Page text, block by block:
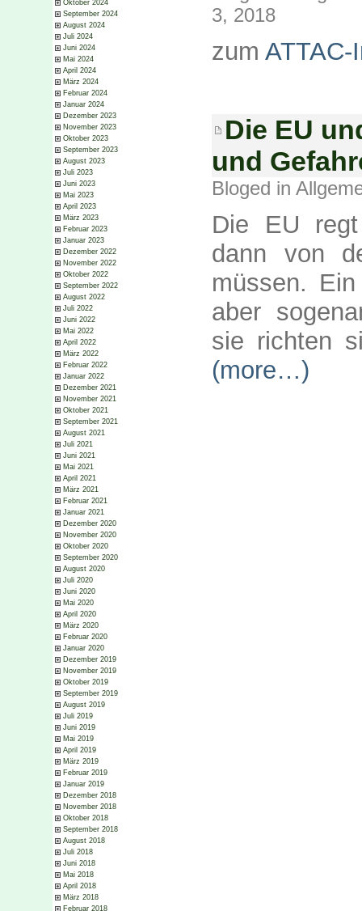
Oktober 2024
September 2024
August 2024
Juli 2024
Juni 2024
Mai 2024
April 2024
März 2024
Februar 2024
Januar 2024
Dezember 2023
November 2023
Oktober 2023
September 2023
August 2023
Juli 2023
Juni 2023
Mai 2023
April 2023
März 2023
Februar 2023
Januar 2023
Dezember 2022
November 2022
Oktober 2022
September 2022
August 2022
Juli 2022
Juni 2022
Mai 2022
April 2022
März 2022
Februar 2022
Januar 2022
Dezember 2021
November 2021
Oktober 2021
September 2021
August 2021
Juli 2021
Juni 2021
Mai 2021
April 2021
März 2021
Februar 2021
Januar 2021
Dezember 2020
November 2020
Oktober 2020
September 2020
August 2020
Juli 2020
Juni 2020
Mai 2020
April 2020
März 2020
Februar 2020
Januar 2020
Dezember 2019
November 2019
Oktober 2019
September 2019
August 2019
Juli 2019
Juni 2019
Mai 2019
April 2019
März 2019
Februar 2019
Januar 2019
Dezember 2018
November 2018
Oktober 2018
September 2018
August 2018
Juli 2018
Juni 2018
Mai 2018
April 2018
März 2018
Februar 2018
3, 2018
zum ATTAC-
Die EU
und
Bloged in
Die EU
dann von
müssen.
aber
sie richten
(more…)